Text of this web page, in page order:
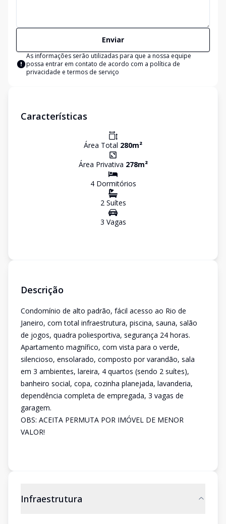
Enviar
As informações serão utilizadas para que a nossa equipe
possa entrar em contato de acordo com a política de
privacidade e termos de serviço
Características
Área Total 280m²
Área Privativa 278m²
4Dormitórios
2Suítes
3 Vagas
Descrição
Condomínio de alto padrão, fácil acesso ao Rio de
Janeiro, com total infraestrutura, piscina, sauna, salão
de jogos, quadra poliesportiva, segurança 24 horas.
Apartamento magnífico, com vista para o verde,
silencioso, ensolarado, composto por varandão, sala
em 3 ambientes, lareira, 4 quartos (sendo 2 suítes),
banheiro social, copa, cozinha planejada, lavanderia,
dependência completa de empregada, 3 vagas de
garagem.
OBS: ACEITA PERMUTA POR IMÓVEL DE MENOR
VALOR!
Infraestrutura